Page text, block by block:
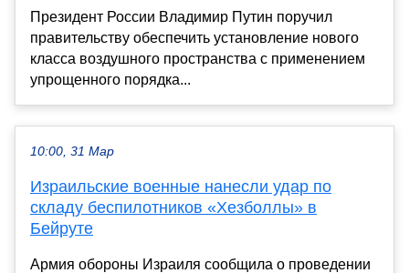
Президент России Владимир Путин поручил
правительству обеспечить установление нового
класса воздушного пространства с применением
упрощенного порядка...
10:00, 31 Мар
Израильские военные нанесли удар по
складу беспилотников «Хезболлы» в
Бейруте
Армия обороны Израиля сообщила о проведении